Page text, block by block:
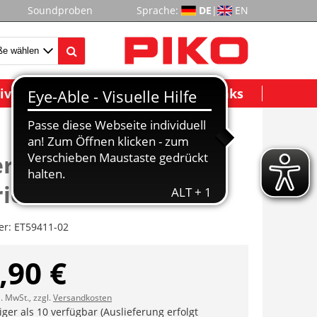
Soundproben Sprache: DE | EN
Modelle Wichtige Links
vollständig,
ET59411-02
€
MwSt., zzgl.Versandkosten
als 10 verfügbar (Auslieferung erfolgt